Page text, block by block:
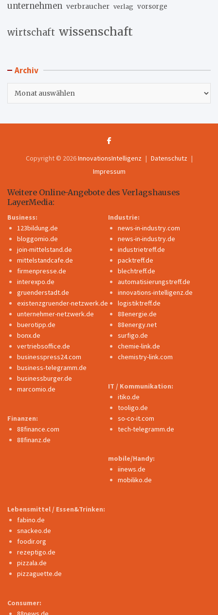
unternehmen verbraucher verlag vorsorge
wirtschaft wissenschaft
Archiv
Copyright © 2026InnovationsIntelligenz
Datenschutz
Impressum
Weitere Online-Angebote des Verlagshauses
LayerMedia:
Business:
123bildung.de
bloggomio.de
join-mittelstand.de
mittelstandcafe.de
firmenpresse.de
interexpo.de
gruenderstadt.de
existenzgruender-netzwerk.de
unternehmer-netzwerk.de
buerotipp.de
bonx.de
vertriebsoffice.de
businesspress24.com
business-telegramm.de
businessburger.de
marcomio.de
Finanzen:
88finance.com
88finanz.de
Industrie:
news-in-industry.com
news-in-industry.de
industrietreff.de
packtreff.de
blechtreff.de
automatisierungstreff.de
innovations-intelligenz.de
logistiktreff.de
88energie.de
88energy.net
surfigo.de
chemie-link.de
chemistry-link.com
IT / Kommunikation:
itiko.de
tooligo.de
so-co-it.com
tech-telegramm.de
mobile/Handy:
iinews.de
mobiliko.de
Lebensmittel / Essen&Trinken:
fabino.de
snackeo.de
foodir.org
rezeptigo.de
pizzala.de
pizzaguette.de
Consumer: